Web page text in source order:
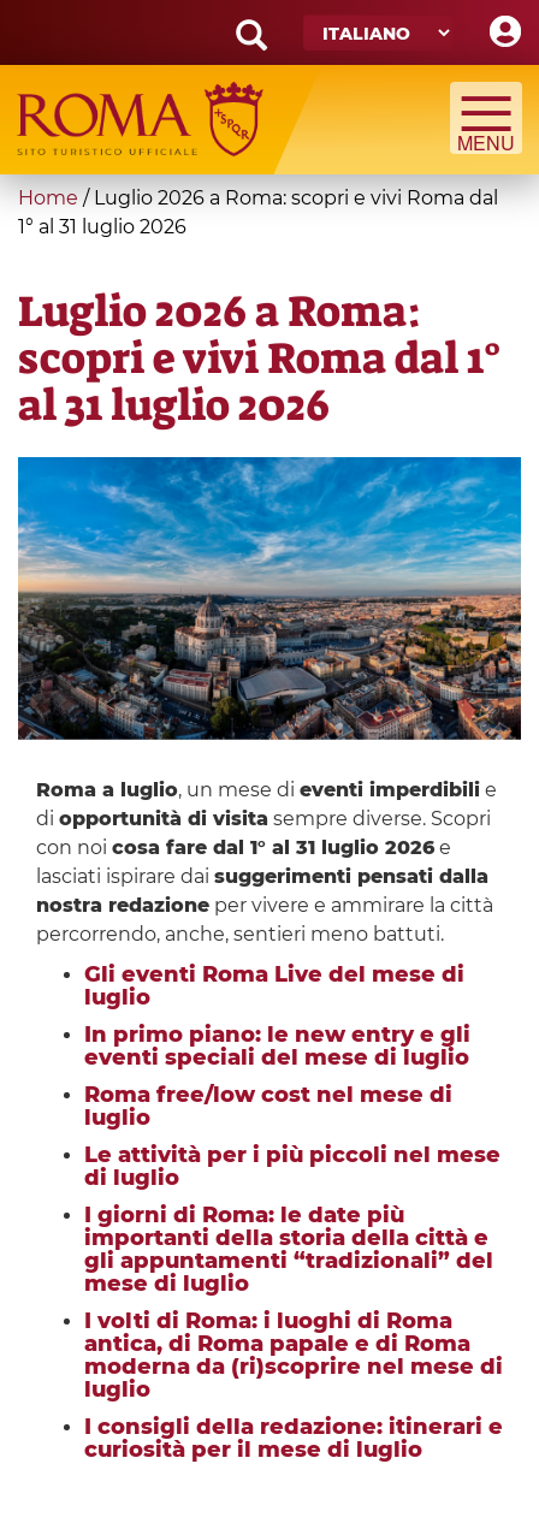
main
content
Search
form
Cerca
You
are
Home / Luglio 2026 a Roma: scopri e vivi Roma dal
1° al 31 luglio 2026
Luglio 2026 a Roma:
scopri e vivi Roma dal 1°
al 31 luglio 2026
Roma a luglio, un mese di eventi imperdibilie
di opportunità di visita sempre diverse. Scopri
con noi cosa fare dal 1° al 31 luglio 2026e
lasciati ispirare dai suggerimenti pensati dalla
nostra redazioneper vivere e ammirare la città
percorrendo, anche, sentieri meno battuti.
Gli eventi Roma Live del mese di
luglio
In primo piano: le new entry e gli
eventi speciali del mese di luglio
Roma free/low cost nel mese di
luglio
Le attività per i più piccoli nel mese
di luglio
I giorni di Roma: le date più
importanti della storia della città e
gli appuntamenti “tradizionali” del
mese di luglio
I volti di Roma: i luoghi di Roma
antica, di Roma papale e di Roma
moderna da (ri)scoprire nel mese di
luglio
I consigli della redazione: itinerari e
curiosità per il mese di luglio